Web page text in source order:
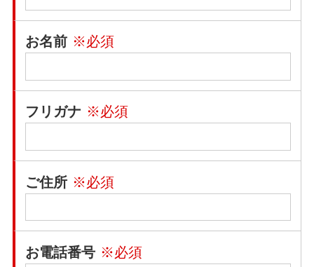
お名前 ※必須
フリガナ ※必須
ご住所 ※必須
お電話番号 ※必須